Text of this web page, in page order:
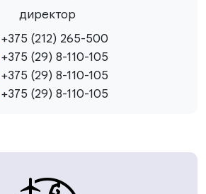
директор
+375 (212) 265-500
+375 (29) 8-110-105
+375 (29) 8-110-105
+375 (29) 8-110-105